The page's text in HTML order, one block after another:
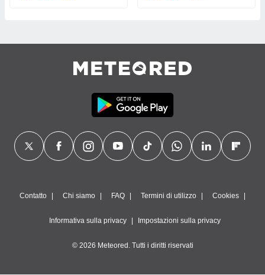
Contatto Chi siamo FAQ Termini di utilizzo Cookies
Informativa sulla privacy Impostazioni sulla privacy
© 2026 Meteored. Tutti i diritti riservati